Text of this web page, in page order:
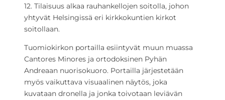
12. Tilaisuus alkaa rauhankellojen soitolla, johon
yhtyvät Helsingissä eri kirkkokuntien kirkot
soitollaan.
Tuomiokirkon portailla esiintyvät muun muassa
Cantores Minores ja ortodoksinen Pyhän
Andreaan nuorisokuoro. Portailla järjestetään
myös vaikuttava visuaalinen näytös, joka
kuvataan dronella ja jonka toivotaan leviävän